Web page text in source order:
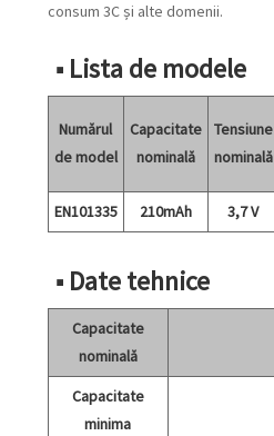
consum 3C și alte domenii.
■ Lista de modele
Numărul
de model
Capacitate
nominală
Tensiune
nominală
EN101335
210mAh 3,7 V
■ Date tehnice
Capacitate
nominală
Capacitate
minima